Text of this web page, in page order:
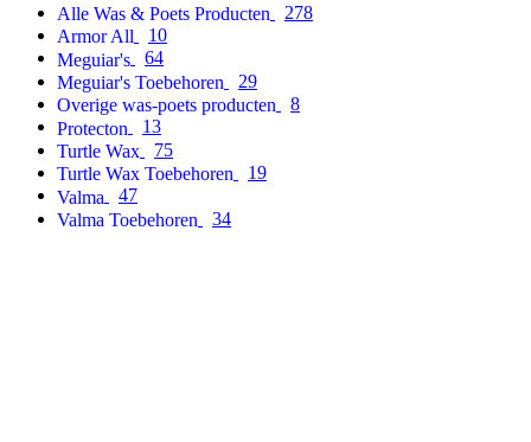
Alle Was & Poets Producten
278
Armor All
10
Meguiar's
64
Meguiar's Toebehoren
29
Overige was-poets producten
8
Protecton
13
Turtle Wax
75
Turtle Wax Toebehoren
19
Valma
47
Valma Toebehoren
34